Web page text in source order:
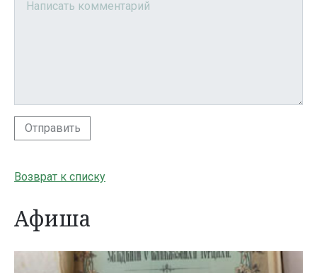
Отправить
Возврат к списку
Афиша